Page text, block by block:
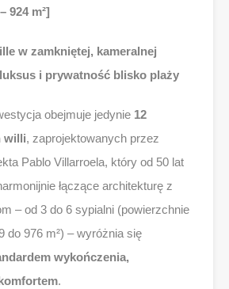
924 m²]
w zamkniętej, kameralnej
i prywatność blisko plaży
obejmuje jedynie 12
willi, zaprojektowanych przez
Pablo Villarroela, który od 50 lat
łączące architekturę z
– od 3 do 6 sypialni (powierzchnie
do 976 m²) – wyróżnia się
wykończenia,
.